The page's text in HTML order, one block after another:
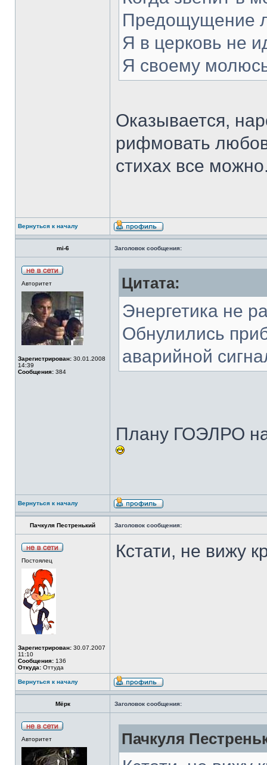
Предощущение
Я в церковь не
Я своему
Оказывается,
рифмовать
стихах все
Вернуться к началу
mi-6 Заголовок сообщения:
Авторитет
Зарегистрирован: 30.01.2008
14:39
Сообщения: 384
Цитата:
Энергетика не
Обнулились
аварийной
Плану ГОЭЛРО
Вернуться к началу
Пачкуля Пестренький Заголовок сообщения:
Постоялец
Зарегистрирован: 30.07.2007
11:10
Сообщения: 136
Откуда: Оттуда
Кстати, не вижу
Вернуться к началу
Мёрк Заголовок сообщения:
Авторитет Пачкуля